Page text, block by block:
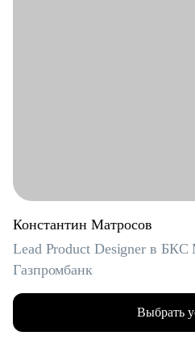
Константин Матросов
Lead Product Designer в
Газпромбанк
Выбрать